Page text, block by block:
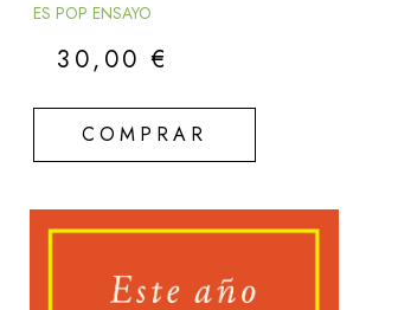
ES POP ENSAYO
30,00€
COMPRAR